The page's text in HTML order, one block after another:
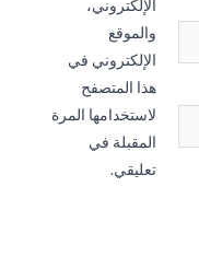
الإلكتروني،
والموقع
الإلكتروني في
هذا المتصفح
لاستخدامها المرة
المقبلة في
تعليقي.